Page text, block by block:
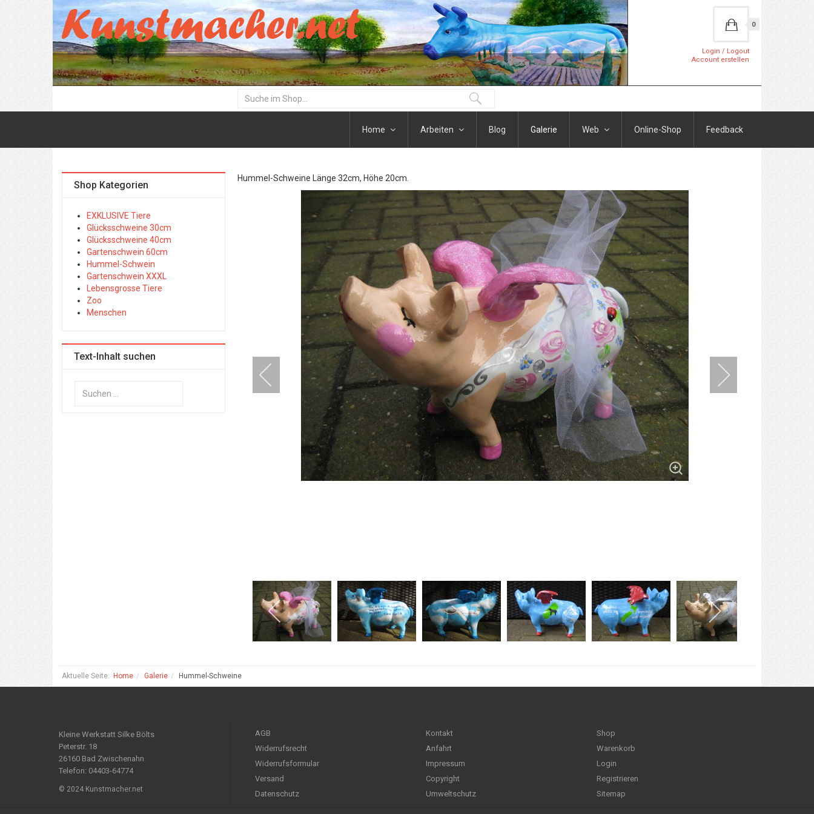
0
Login / Logout
Account erstellen
Home Arbeiten Blog Galerie Web Online-Shop Feedback
Hummel-Schweine Länge 32cm, Höhe 20cm.
Shop Kategorien
EXKLUSIVE Tiere
Glücksschweine 30cm
Glücksschweine 40cm
Gartenschwein 60cm
Hummel-Schwein
Gartenschwein XXXL
Lebensgrosse Tiere
Zoo
Menschen
Text-Inhalt suchen
Aktuelle Seite: Home Galerie Hummel-Schweine
Kleine Werkstatt Silke Bölts
Peterstr. 18
26160 Bad Zwischenahn
Telefon: 04403-64774
© 2024 Kunstmacher.net
AGB
Widerrufsrecht
Widerrufsformular
Versand
Datenschutz
Kontakt
Anfahrt
Impressum
Copyright
Umweltschutz
Shop
Warenkorb
Login
Registrieren
Sitemap